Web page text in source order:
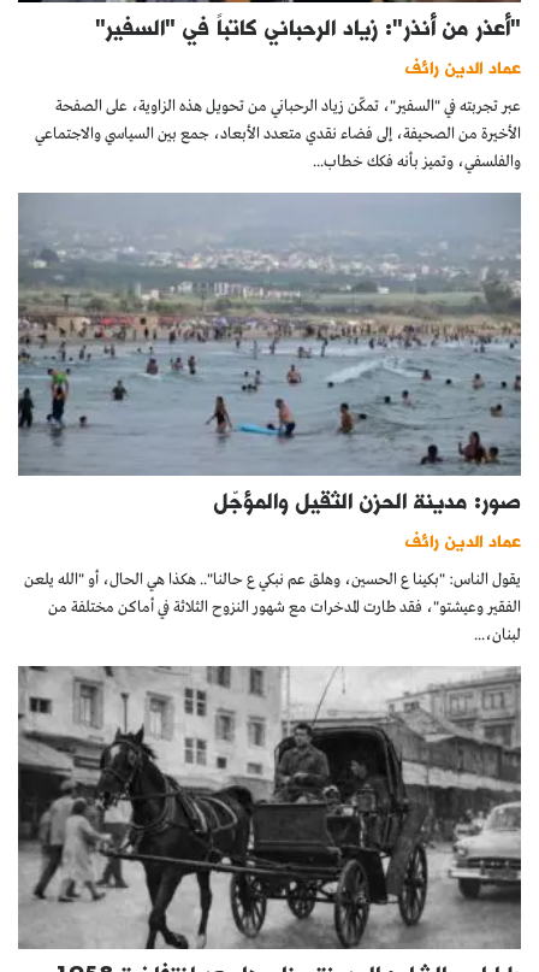
"أعذر من أنذر": زياد الرحباني كاتباً في "السفير"
عماد الدين رائف
عبر تجربته في "السفير"، تمكّن زياد الرحباني من تحويل هذه الزاوية، على الصفحة
الأخيرة من الصحيفة، إلى فضاء نقدي متعدد الأبعاد، جمع بين السياسي والاجتماعي
والفلسفي، وتميز بأنه فكك خطاب...
صور: مدينة الحزن الثقيل والمؤجّل
عماد الدين رائف
يقول الناس: "بكينا ع الحسين، وهلق عم نبكي ع حالنا".. هكذا هي الحال، أو "الله يلعن
الفقير وعيشتو"، فقد طارت المدخرات مع شهور النزوح الثلاثة في أماكن مختلفة من
لبنان،...